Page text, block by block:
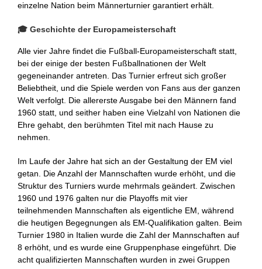
einzelne Nation beim Männerturnier garantiert erhält.
🎓 Geschichte der Europameisterschaft
Alle vier Jahre findet die Fußball-Europameisterschaft statt,
bei der einige der besten Fußballnationen der Welt
gegeneinander antreten. Das Turnier erfreut sich großer
Beliebtheit, und die Spiele werden von Fans aus der ganzen
Welt verfolgt. Die allererste Ausgabe bei den Männern fand
1960 statt, und seither haben eine Vielzahl von Nationen die
Ehre gehabt, den berühmten Titel mit nach Hause zu
nehmen.
Im Laufe der Jahre hat sich an der Gestaltung der EM viel
getan. Die Anzahl der Mannschaften wurde erhöht, und die
Struktur des Turniers wurde mehrmals geändert. Zwischen
1960 und 1976 galten nur die Playoffs mit vier
teilnehmenden Mannschaften als eigentliche EM, während
die heutigen Begegnungen als EM-Qualifikation galten. Beim
Turnier 1980 in Italien wurde die Zahl der Mannschaften auf
8 erhöht, und es wurde eine Gruppenphase eingeführt. Die
acht qualifizierten Mannschaften wurden in zwei Gruppen